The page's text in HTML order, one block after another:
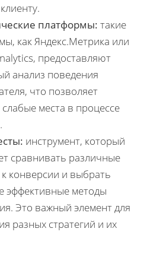
платформы: такие
как Яндекс.Метрика или
предоставляют
анализ поведения
что позволяет
места в процессе
инструмент, который
сравнивать различные
конверсии и выбрать
эффективные методы
Это важный элемент для
разных стратегий и их